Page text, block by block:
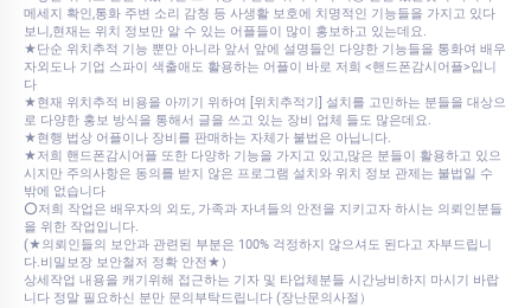
메세지 확인,통화 주변 소리 감청 등 사생활 보호에 치명적인 기능들을 가지고 있다
보니,현재는 위치 정보만 알 수 있는 어플들이 많이 홍보하고 있는데요.
★단순 위치추적 기능 뿐만 아니라 앞서 앞에 설명들인 다양한 기능들을 통화여 배우
자외도나 기업 스파이 색출애도 활용하는 어플이 바로 저희 <핸드폰감시어플>입니
다
★현재 위치추적 비용을 아끼기 위하여 [위치추적기] 설치를 고민하는 분들을 대상으
로 다양한 홍보 방식을 통해서 글을 쓰고 있는 장비 업체 들도 많은데요.
★현행 법상 어플이나 장비를 판매하는 자체가 불법은 아닙니다.
★저희 핸드폰감시어플 또한 다양하 기능을 가지고 있고,많은 분들이 활용하고 있으
시지만 주의사항은 동의를 받지 않은 프로그램 설치와 위치 정보 관제는 불법일 수
밖에 없습니다
⭕저희 작업은 배우자의 외도, 가족과 자녀들의 안전을 지키고자 하시는 의뢰인분들
을 위한 작업입니다.
(★의뢰인들의 보안과 관련된 부분은 100% 걱정하지 않으셔도 된다고 자부드립니
다.비밀보장 보안철저 정확 안전★）
상세작업 내용을 캐기위해 접근하는 기자 및 타업체분들 시간낭비하지 마시기 바랍
니다 정말 필요하신 분만 문의부탁드립니다 (장난문의사절）